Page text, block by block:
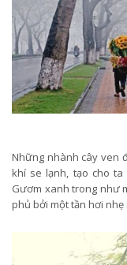
Những nhành cây ven
khí se lạnh, tạo cho ta
Gươm xanh trong như
phủ bởi một tần hơi